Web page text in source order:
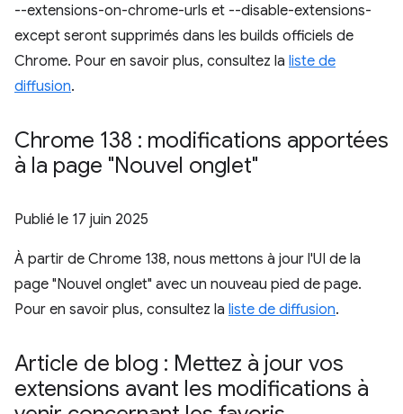
--extensions-on-chrome-urls et --disable-extensions-
except seront supprimés dans les builds officiels de
Chrome. Pour en savoir plus, consultez la liste de
diffusion.
Chrome 138 : modifications apportées
à la page "Nouvel onglet"
Publié le 17 juin 2025
À partir de Chrome 138, nous mettons à jour l'UI de la
page "Nouvel onglet" avec un nouveau pied de page.
Pour en savoir plus, consultez la liste de diffusion.
Article de blog : Mettez à jour vos
extensions avant les modifications à